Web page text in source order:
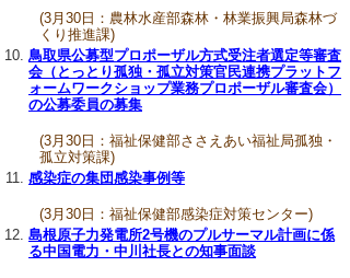
(3月30日：農林水産部森林・林業振興局森林づ
くり推進課)
鳥取県公募型プロポーザル方式受注者選定等審査
会（とっとり孤独・孤立対策官民連携プラットフ
ォームワークショップ業務プロポーザル審査会）
の公募委員の募集
(3月30日：福祉保健部ささえあい福祉局孤独・
孤立対策課)
感染症の集団感染事例等
(3月30日：福祉保健部感染症対策センター)
島根原子力発電所2号機のプルサーマル計画に係
る中国電力・中川社長との知事面談